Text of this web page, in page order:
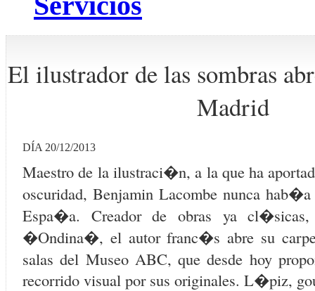
El ilustrador de las sombras
Madrid
DÍA 20/12/2013
Maestro de la ilustraci�n, a la que ha
oscuridad, Benjamin Lacombe nunca hab�a
Espa�a. Creador de obras ya
�Ondina�, el autor franc�s abre su
salas del Museo ABC, que desde hoy
recorrido visual por sus originales. L�piz,